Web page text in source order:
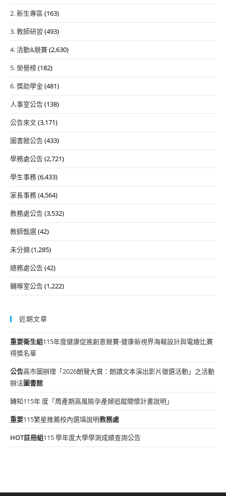
2. 新生專區 (163)
3. 教師研習 (493)
4. 活動&競賽(2,630)
5. 榮譽榜(182)
6. 獎助學金(481)
人事室公告(138)
公告來文(3,171)
圖書館公告(433)
學務處公告(2,721)
學生事務(6,433)
家長事務(4,564)
教務處公告(3,532)
教師甄選(42)
未分類(1,285)
總務處公告(42)
輔導室公告(1,222)
近期文章
重要衛生組115年度健康促進創意競賽-健康新視界海報設計與電繪比賽
得獎名單
公告高市圖辦理「2026朗聲大賞：朗讀文本演出影片徵選活動」之活動
辦法圖書館
轉知115年 度「周產期高風險孕產婦追蹤關懷計畫說明」
重要115繁星推薦校內選填說明教務處
HOT註冊組115 學年度大學學測成績查詢公告